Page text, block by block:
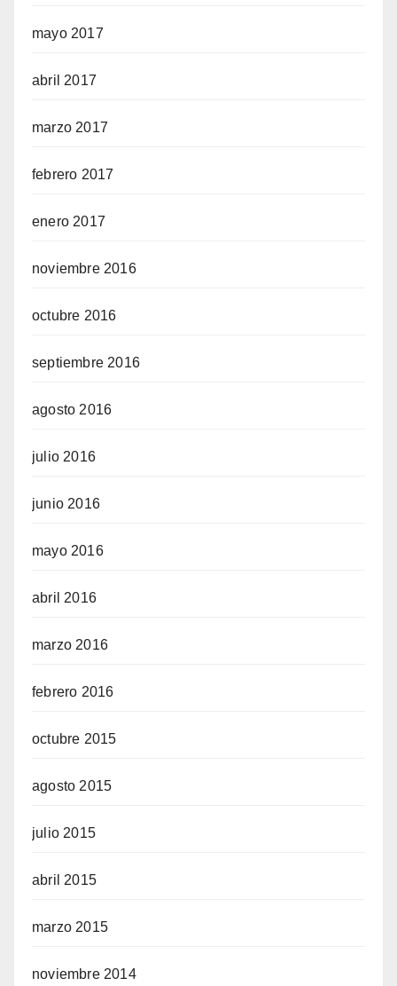
mayo 2017
abril 2017
marzo 2017
febrero 2017
enero 2017
noviembre 2016
octubre 2016
septiembre 2016
agosto 2016
julio 2016
junio 2016
mayo 2016
abril 2016
marzo 2016
febrero 2016
octubre 2015
agosto 2015
julio 2015
abril 2015
marzo 2015
noviembre 2014